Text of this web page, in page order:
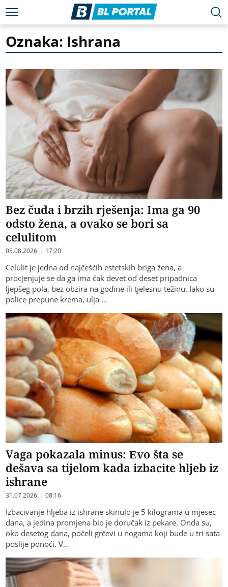
Oznaka: Ishrana
Bez čuda i brzih rješenja: Ima ga 90
odsto žena, a ovako se bori sa
celulitom
05.08.2026. | 17:20
Celulit je jedna od najčešćih estetskih briga žena, a
procjenjuje se da ga ima čak devet od deset pripadnica
ljepšeg pola, bez obzira na godine ili tjelesnu težinu. Iako su
police prepune krema, ulja …
Vaga pokazala minus: Evo šta se
dešava sa tijelom kada izbacite hljeb iz
ishrane
31.07.2026. | 08:16
Izbacivanje hljeba iz ishrane skinulo je 5 kilograma u mjesec
dana, a jedina promjena bio je doručak iz pekare. Onda su,
oko desetog dana, počeli grčevi u nogama koji bude u tri sata
poslije ponoći. V…